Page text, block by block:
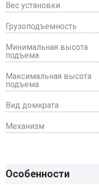
Вес установки
Грузоподъемность
Минимальная высота
подъема
Максимальная высота
подъема
Вид домкрата
Механизм
Особенности